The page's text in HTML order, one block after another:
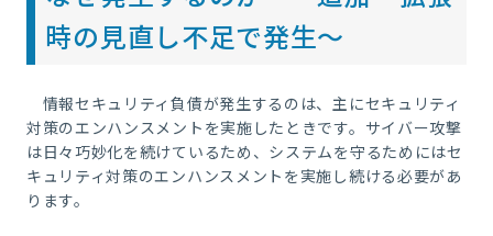
時の見直し不足で発生～
情報セキュリティ負債が発生するのは、主にセキュリティ
対策のエンハンスメントを実施したときです。サイバー攻撃
は日々巧妙化を続けているため、システムを守るためにはセ
キュリティ対策のエンハンスメントを実施し続ける必要があ
ります。